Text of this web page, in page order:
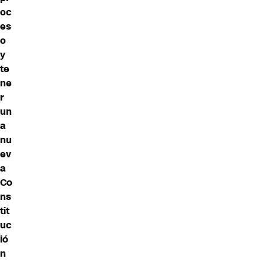
oc
es
o
y
te
ne
r
un
a
nu
ev
a
Co
ns
tit
uc
ió
n